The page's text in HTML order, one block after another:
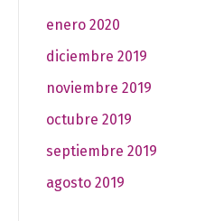
enero 2020
diciembre 2019
noviembre 2019
octubre 2019
septiembre 2019
agosto 2019